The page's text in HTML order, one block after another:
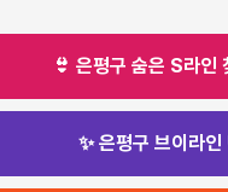
👙 은평구 숨은 S라인
✨ 은평구 브이라